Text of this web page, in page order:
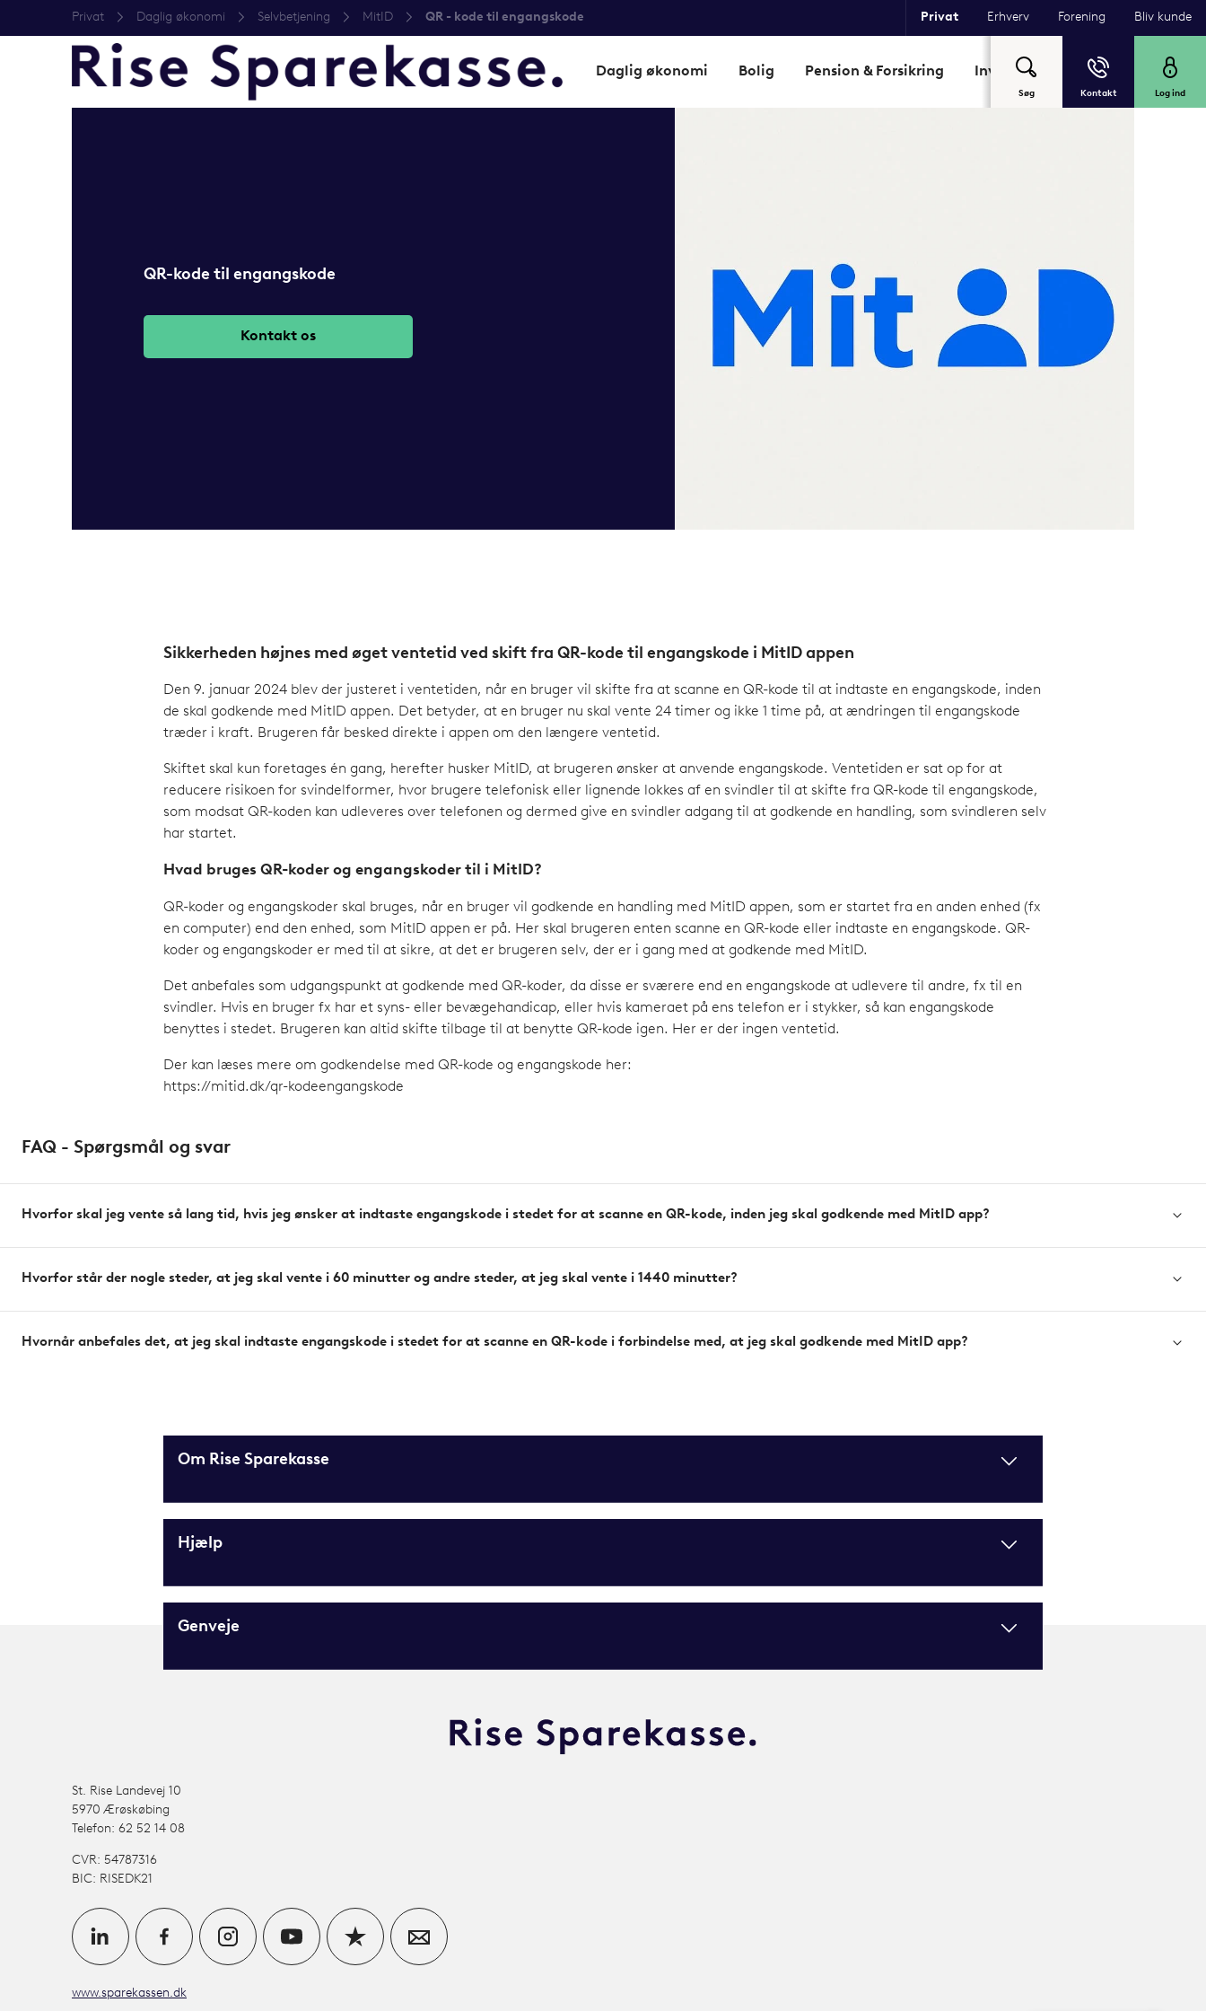
Privat Daglig økonomi Selvbetjening MitID QR - kode til engangskode Privat Erhverv Forening Bliv kunde
Daglig økonomi Bolig Pension & Forsikring Investering Garant Om
Søg Kontakt Log ind
QR-kode til engangskode
Kontakt os
Sikkerheden højnes med øget ventetid ved skift fra QR-kode til engangskode i MitID appen
Den 9. januar 2024 blev der justeret i ventetiden, når en bruger vil skifte fra at scanne en QR-kode til at indtaste en engangskode, inden
de skal godkende med MitID appen. Det betyder, at en bruger nu skal vente 24 timer og ikke 1 time på, at ændringen til engangskode
træder i kraft. Brugeren får besked direkte i appen om den længere ventetid.
Skiftet skal kun foretages én gang, herefter husker MitID, at brugeren ønsker at anvende engangskode. Ventetiden er sat op for at
reducere risikoen for svindelformer, hvor brugere telefonisk eller lignende lokkes af en svindler til at skifte fra QR-kode til engangskode,
som modsat QR-koden kan udleveres over telefonen og dermed give en svindler adgang til at godkende en handling, som svindleren selv
har startet.
Hvad bruges QR-koder og engangskoder til i MitID?
QR-koder og engangskoder skal bruges, når en bruger vil godkende en handling med MitID appen, som er startet fra en anden enhed (fx
en computer) end den enhed, som MitID appen er på. Her skal brugeren enten scanne en QR-kode eller indtaste en engangskode. QR-
koder og engangskoder er med til at sikre, at det er brugeren selv, der er i gang med at godkende med MitID.
Det anbefales som udgangspunkt at godkende med QR-koder, da disse er sværere end en engangskode at udlevere til andre, fx til en
svindler. Hvis en bruger fx har et syns- eller bevægehandicap, eller hvis kameraet på ens telefon er i stykker, så kan engangskode
benyttes i stedet. Brugeren kan altid skifte tilbage til at benytte QR-kode igen. Her er der ingen ventetid.
Der kan læses mere om godkendelse med QR-kode og engangskode her:
https://mitid.dk/qr-kodeengangskode
FAQ - Spørgsmål og svar
Hvorfor skal jeg vente så lang tid, hvis jeg ønsker at indtaste engangskode i stedet for at scanne en QR-kode, inden jeg skal godkende med MitID app?
Hvorfor står der nogle steder, at jeg skal vente i 60 minutter og andre steder, at jeg skal vente i 1440 minutter?
Hvornår anbefales det, at jeg skal indtaste engangskode i stedet for at scanne en QR-kode i forbindelse med, at jeg skal godkende med MitID app?
Om Rise Sparekasse
Hjælp
Genveje
St. Rise Landevej 10
5970 Ærøskøbing
Telefon: 62 52 14 08
CVR: 54787316
BIC: RISEDK21
www.sparekassen.dk